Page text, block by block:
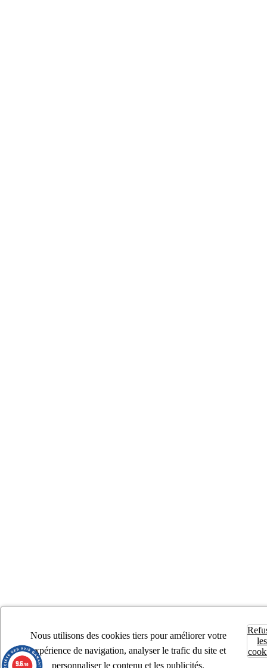
Nous utilisons des cookies tiers pour améliorer votre
expérience de navigation, analyser le trafic du site et
personnaliser le contenu et les publicités.
les
9.6/10